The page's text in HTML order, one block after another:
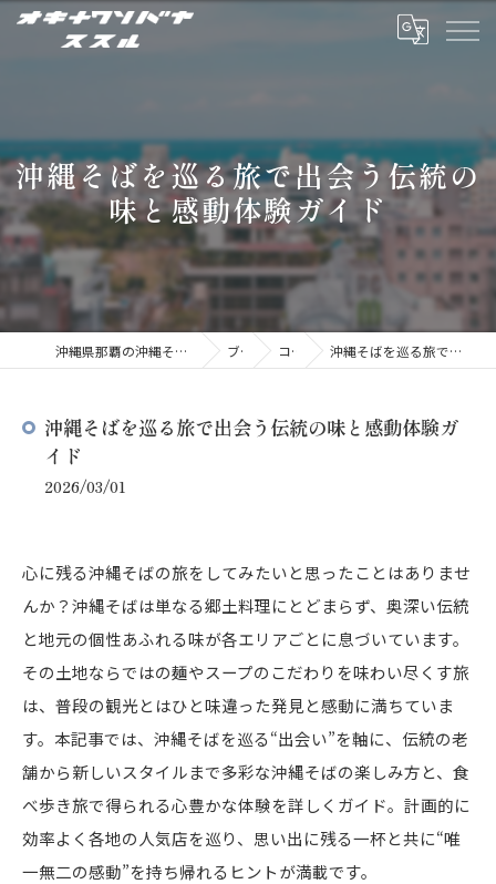
沖縄そばを巡る旅で出会う伝統の
味と感動体験ガイド
沖縄県那覇の沖縄そばならオキナワソバヤ ススル ブログ コラム 沖縄そばを巡る旅で出会う伝統の味と感動体験ガイド
沖縄そばを巡る旅で出会う伝統の味と感動体験ガ
イド
2026/03/01
心に残る沖縄そばの旅をしてみたいと思ったことはありませ
んか？沖縄そばは単なる郷土料理にとどまらず、奥深い伝統
と地元の個性あふれる味が各エリアごとに息づいています。
その土地ならではの麺やスープのこだわりを味わい尽くす旅
は、普段の観光とはひと味違った発見と感動に満ちていま
す。本記事では、沖縄そばを巡る“出会い”を軸に、伝統の老
舗から新しいスタイルまで多彩な沖縄そばの楽しみ方と、食
べ歩き旅で得られる心豊かな体験を詳しくガイド。計画的に
効率よく各地の人気店を巡り、思い出に残る一杯と共に“唯
一無二の感動”を持ち帰れるヒントが満載です。